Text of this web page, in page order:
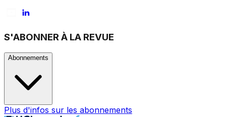
S'ABONNER À LA REVUE
Abonnements
Plus d'infos sur les abonnements